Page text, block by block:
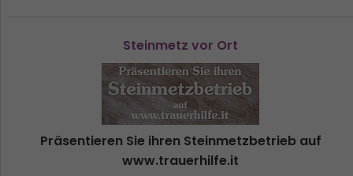
Steinmetz vor Ort
Präsentieren Sie ihren Steinmetzbetrieb auf
www.trauerhilfe.it